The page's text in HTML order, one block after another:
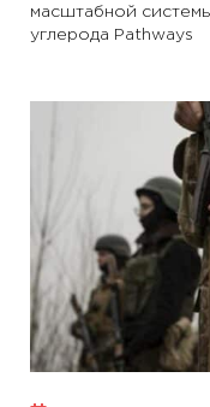
масштабной
углерода Pathways